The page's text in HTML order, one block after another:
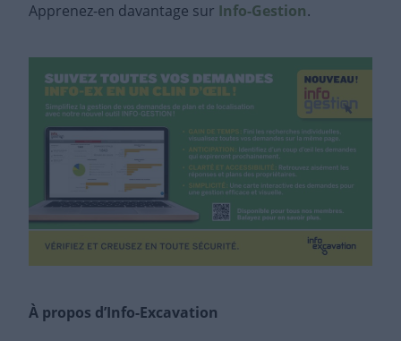
Apprenez-en davantage sur Info-Gestion.
À propos d’Info-Excavation